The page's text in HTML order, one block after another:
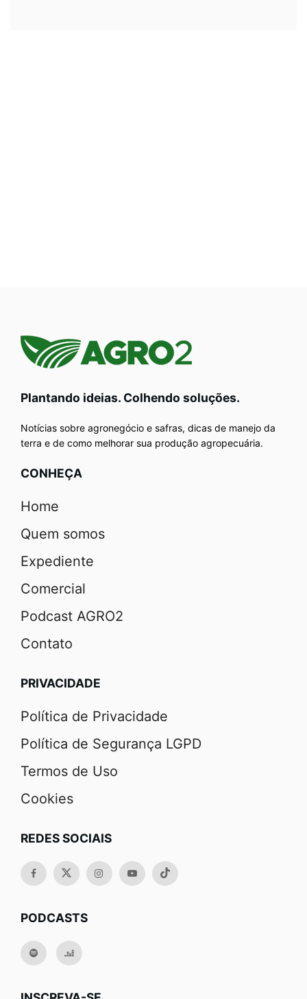
Plantando ideias. Colhendo soluções.
Notícias sobre agronegócio e safras, dicas de manejo da
terra e de como melhorar sua produção agropecuária.
CONHEÇA
Home
Quem somos
Expediente
Comercial
Podcast AGRO2
Contato
PRIVACIDADE
Política de Privacidade
Política de Segurança LGPD
Termos de Uso
Cookies
REDES SOCIAIS
PODCASTS